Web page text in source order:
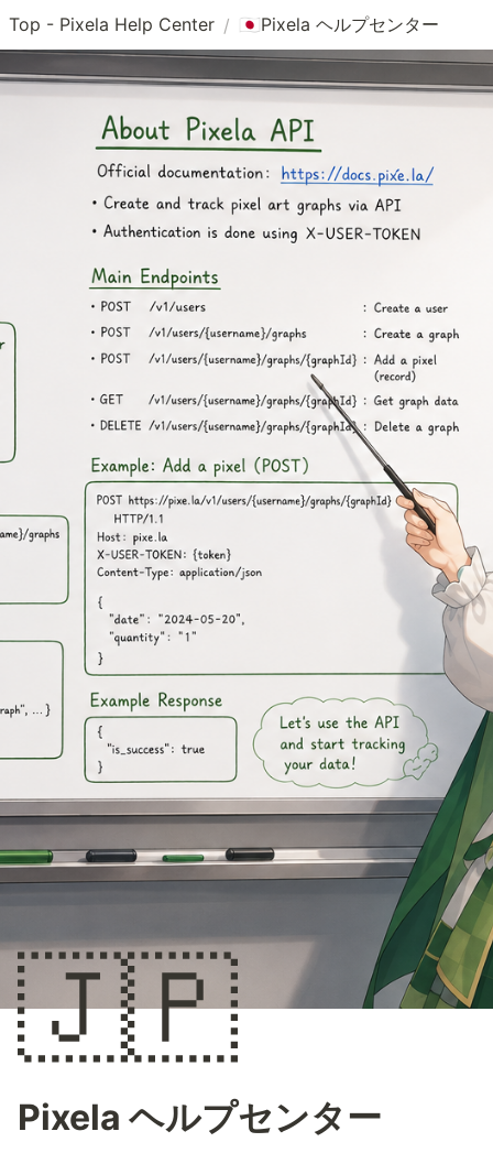
Top - Pixela Help Center / 🇯🇵Pixela ヘルプセンター
🇯🇵
Pixela ヘルプセンター